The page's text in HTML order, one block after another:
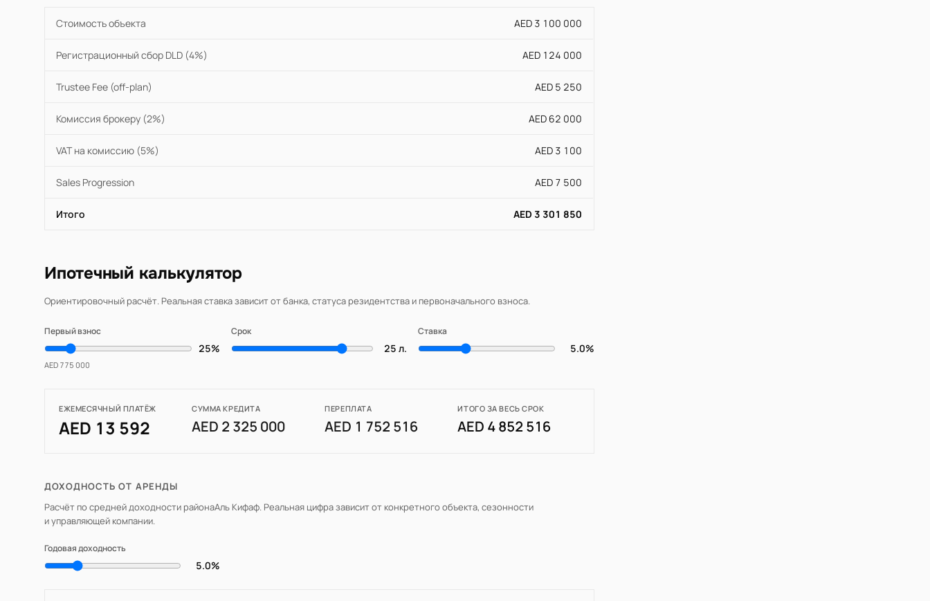
Стоимость объекта AED 3 100 000
Регистрационный сбор DLD (4%) AED 124 000
Trustee Fee (off-plan) AED 5 250
Комиссия брокеру (2%) AED 62 000
VAT на комиссию (5%) AED 3 100
Sales Progression AED 7 500
Итого AED 3 301 850
Ипотечный калькулятор
Ориентировочный расчёт. Реальная ставка зависит от банка, статуса резидентства и первоначального взноса.
Первый взнос
25%
AED 775 000
Срок
25 л.
Ставка
5.0%
ЕЖЕМЕСЯЧНЫЙ ПЛАТЁЖ
AED 13 592
СУММА КРЕДИТА
AED 2 325 000
ПЕРЕПЛАТА
AED 1 752 516
ИТОГО ЗА ВЕСЬ СРОК
AED 4 852 516
ДОХОДНОСТЬ ОТ АРЕНДЫ
Расчёт по средней доходности районаАль Кифаф. Реальная цифра зависит от конкретного объекта, сезонности
и управляющей компании.
Годовая доходность
5.0%